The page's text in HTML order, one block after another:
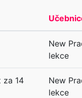
New
lekce
za 14
New
lekce